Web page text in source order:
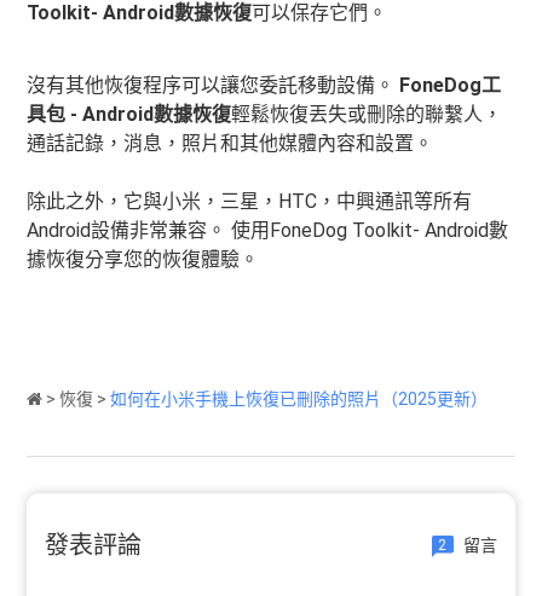
Toolkit- Android數據恢復可以保存它們。
沒有其他恢復程序可以讓您委託移動設備。
FoneDog工
具包 - Android數據恢復輕鬆恢復丟失或刪除的聯繫人，
通話記錄，消息，照片和其他媒體內容和設置。
除此之外，它與小米，三星，HTC，中興通訊等所有
Android設備非常兼容。 使用FoneDog Toolkit- Android數
據恢復分享您的恢復體驗。
>恢復 >如何在小米手機上恢復已刪除的照片（2025更新）
發表評論 2 留言